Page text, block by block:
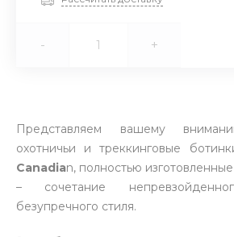
- +
Представляем вашему
охотничьи и треккинговые
Canadian, полностью
– сочетание
безупречного стиля.